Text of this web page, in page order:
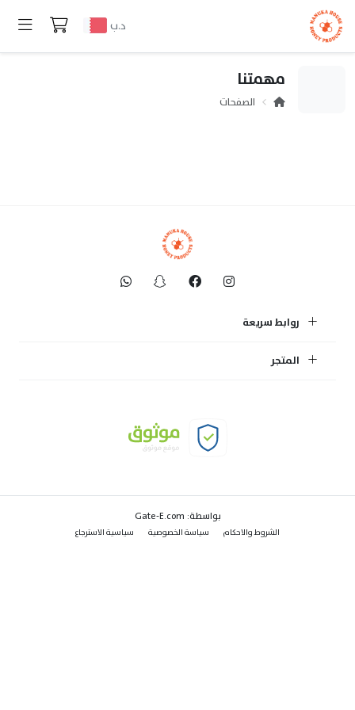
د.ب
مهمتنا
الصفحات
روابط سريعة
المتجر
بواسطة: Gate-E.com
الشروط والاحكام سياسة الخصوصية سياسية الاسترجاع